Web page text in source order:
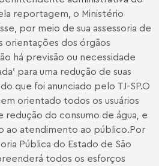
reportagem, o Ministério
por meio de sua assessoria de
orientações dos órgãos
há previsão ou necessidade
para uma redução de suas
que foi anunciado pelo TJ-SP.O
orientado todos os usuários
redução do consumo de água, e
ao atendimento ao público.Por
Pública do Estado de São
todos os esforços